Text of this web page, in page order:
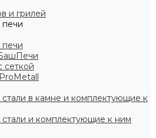
и грилей
печи
сеткой
в камне и комплектующие к
и комплектующие к ним